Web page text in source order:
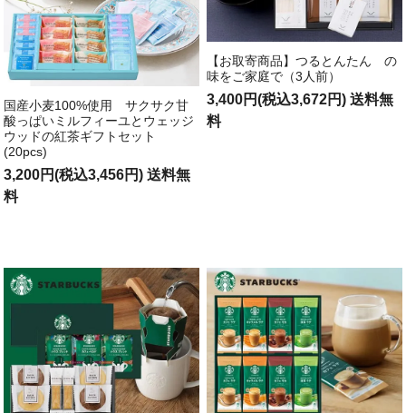
国産小麦100%使用 サクサク甘
酸っぱいミルフィーユとウェッジ
ウッドの紅茶ギフトセット
(20pcs)
3,200円(税込3,456円) 送料無
料
【お取寄商品】つるとんたん の
味をご家庭で（3人前）
3,400円(税込3,672円) 送料無
料